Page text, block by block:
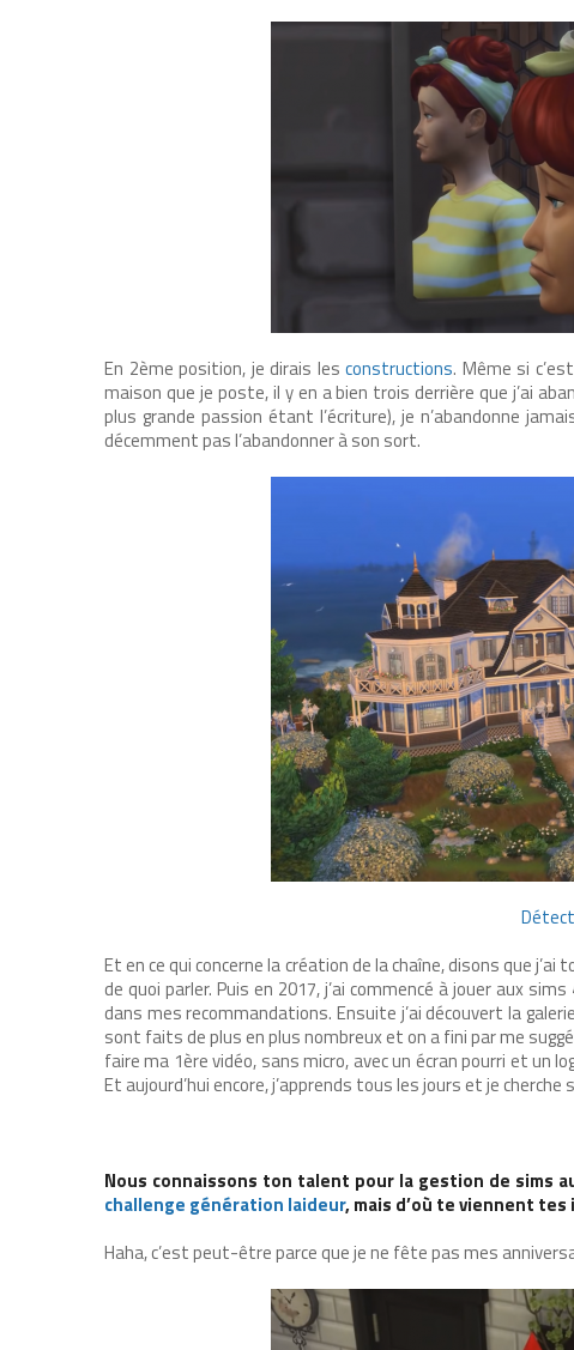
En 2ème position, je dirais lesconstructions. Même si
maison que je poste, il y en a bien trois derrière que j’ai
plus grande passion étant l’écriture), je n’abandonne
décemment pas l’abandonner à son sort.
Et en ce qui concerne la création de la chaîne, disons que
de quoi parler. Puis en 2017, j’ai commencé à jouer aux
dans mes recommandations. Ensuite j’ai découvert la
sont faits de plus en plus nombreux et on a fini par me
faire ma 1ère vidéo, sans micro, avec un écran pourri et un
Et aujourd’hui encore, j’apprends tous les jours et je cherche
Nous connaissons ton talent pour la gestion de sims
challenge génération laideur, mais d’où te viennent
Haha, c’est peut-être parce que je ne fête pas mes